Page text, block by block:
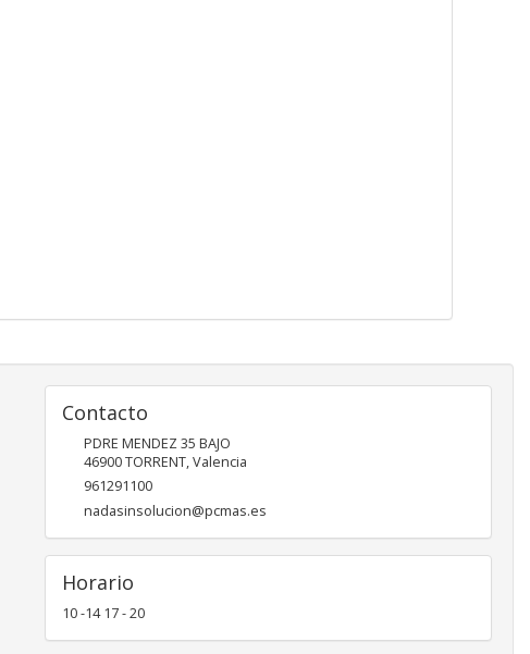
Contacto
PDRE MENDEZ 35 BAJO
46900TORRENT,Valencia
961291100
nadasinsolucion@pcmas.es
Horario
10 -14 17 - 20